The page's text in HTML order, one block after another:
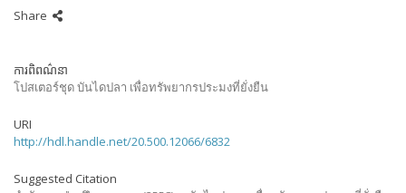
Share
ការពិពណ៌នា
โปสเตอร์ชุด บันไดปลา เพื่อทรัพยากรประมงที่ยั่งยืน
URI
http://hdl.handle.net/20.500.12066/6832
Suggested Citation